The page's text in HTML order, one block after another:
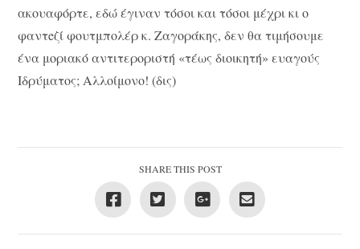
ακουαφόρτε, εδώ έγιναν τόσοι και τόσοι μέχρι κι ο
φαντeζί φουτμπολέρ κ. Ζαγοράκης, δεν θα τιμήσουμε
ένα μοριακό αντιτεροριστή «τέως διοικητή» ευαγούς
Ιδρύματος; Αλλοίμονο! (δις)
SHARE THIS POST